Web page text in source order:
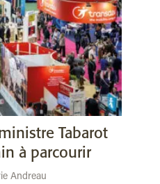
Tabarot
à parcourir
Andreau